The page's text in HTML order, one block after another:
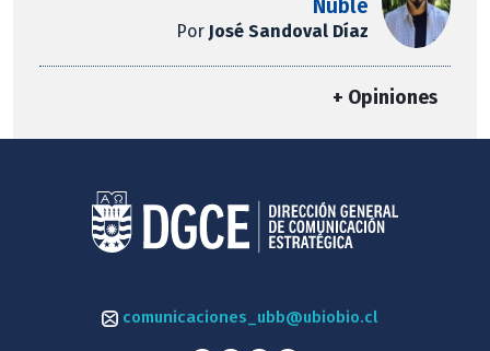
Ñuble
Por José Sandoval Díaz
+ Opiniones
comunicaciones_ubb@ubiobio.cl